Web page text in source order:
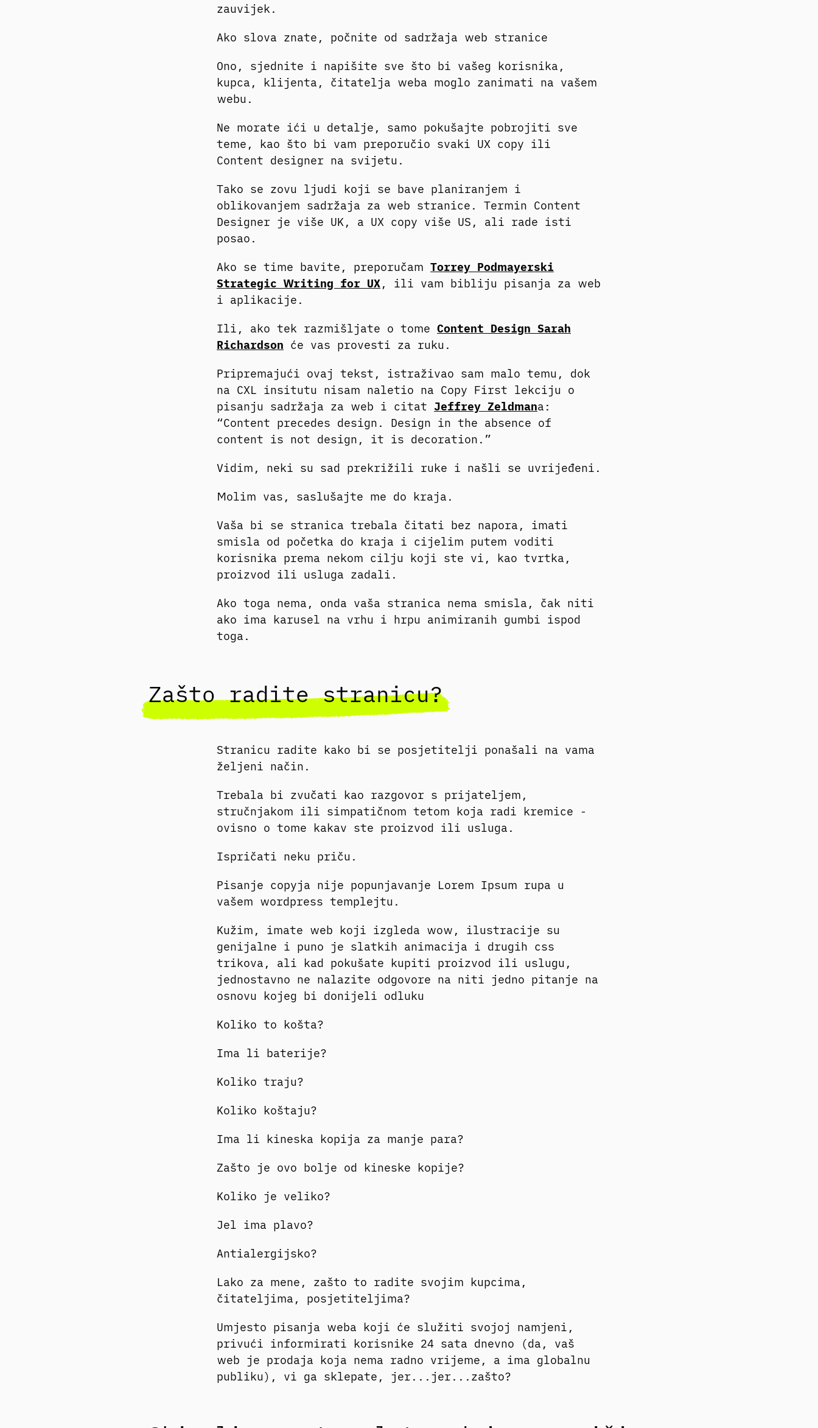
zauvijek.
Ako slova znate, počnite od sadržaja web stranice
Ono, sjednite i napišite sve što bi vašeg korisnika,
kupca, klijenta, čitatelja weba moglo zanimati na vašem
webu.
Ne morate ići u detalje, samo pokušajte pobrojiti sve
teme, kao što bi vam preporučio svaki UX copy ili
Content designer na svijetu.
Tako se zovu ljudi koji se bave planiranjem i
oblikovanjem sadržaja za web stranice. Termin Content
Designer je više UK, a UX copy više US, ali rade isti
posao.
Ako se time bavite, preporučam Torrey Podmayerski
Strategic Writing for UX, ili vam bibliju pisanja za web
i aplikacije.
Ili, ako tek razmišljate o tome Content Design Sarah
Richardson će vas provesti za ruku.
Pripremajući ovaj tekst, istraživao sam malo temu, dok
na CXL insitutu nisam naletio na Copy First lekciju o
pisanju sadržaja za web i citat Jeffrey Zeldmana:
“Content precedes design. Design in the absence of
content is not design, it is decoration.”
Vidim, neki su sad prekrižili ruke i našli se uvrijeđeni.
Molim vas, saslušajte me do kraja.
Vaša bi se stranica trebala čitati bez napora, imati
smisla od početka do kraja i cijelim putem voditi
korisnika prema nekom cilju koji ste vi, kao tvrtka,
proizvod ili usluga zadali.
Ako toga nema, onda vaša stranica nema smisla, čak niti
ako ima karusel na vrhu i hrpu animiranih gumbi ispod
toga.
Zašto radite stranicu?
Stranicu radite kako bi se posjetitelji ponašali na vama
željeni način.
Trebala bi zvučati kao razgovor s prijateljem,
stručnjakom ili simpatičnom tetom koja radi kremice -
ovisno o tome kakav ste proizvod ili usluga.
Ispričati neku priču.
Pisanje copyja nije popunjavanje Lorem Ipsum rupa u
vašem wordpress templejtu.
Kužim, imate web koji izgleda wow, ilustracije su
genijalne i puno je slatkih animacija i drugih css
trikova, ali kad pokušate kupiti proizvod ili uslugu,
jednostavno ne nalazite odgovore na niti jedno pitanje na
osnovu kojeg bi donijeli odluku
Koliko to košta?
Ima li baterije?
Koliko traju?
Koliko koštaju?
Ima li kineska kopija za manje para?
Zašto je ovo bolje od kineske kopije?
Koliko je veliko?
Jel ima plavo?
Antialergijsko?
Lako za mene, zašto to radite svojim kupcima,
čitateljima, posjetiteljima?
Umjesto pisanja weba koji će služiti svojoj namjeni,
privući informirati korisnike 24 sata dnevno (da, vaš
web je prodaja koja nema radno vrijeme, a ima globalnu
publiku), vi ga sklepate, jer...jer...zašto?